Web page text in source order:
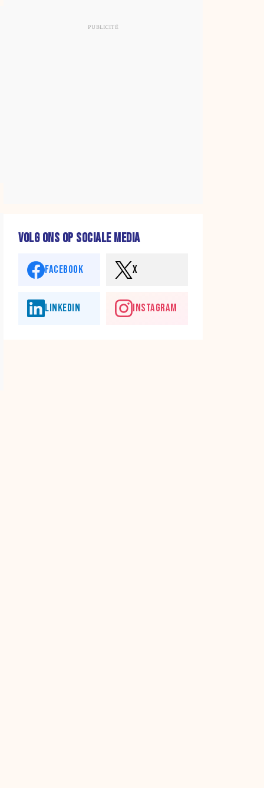
VOLG ONS OP SOCIALE MEDIA
FACEBOOK X
LINKEDIN INSTAGRAM